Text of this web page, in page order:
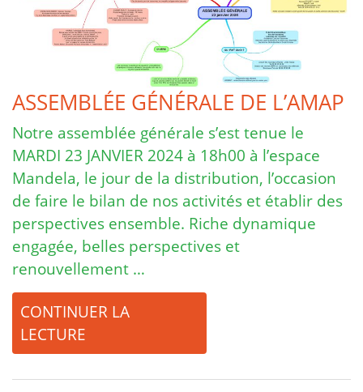
ASSEMBLÉE GÉNÉRALE DE L’AMAP
Notre assemblée générale s’est tenue le
MARDI 23 JANVIER 2024 à 18h00 à l’espace
Mandela, le jour de la distribution, l’occasion
de faire le bilan de nos activités et établir des
perspectives ensemble. Riche dynamique
engagée, belles perspectives et
renouvellement …
CONTINUER LA
LECTURE